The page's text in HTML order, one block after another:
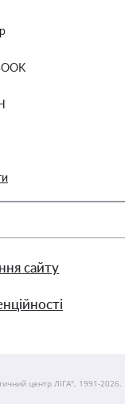
сайту
центр ЛІГА", 1991-2026.